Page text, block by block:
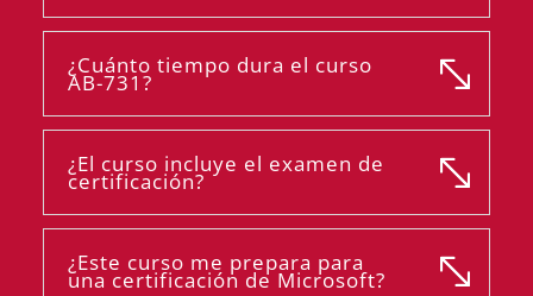
¿Cuánto tiempo dura el curso
AB-731?
¿El curso incluye el examen de
certificación?
¿Este curso me prepara para
una certificación de Microsoft?